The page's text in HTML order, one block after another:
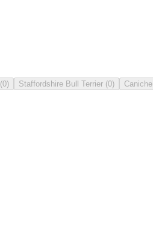
(0) Staffordshire Bull Terrier (0) Caniche